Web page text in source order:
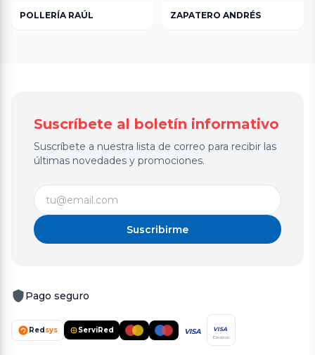
POLLERÍA RAÚL ZAPATERO ANDRÉS
Suscríbete al boletín informativo
Suscríbete a nuestra lista de correo para recibir las
últimas novedades y promociones.
Suscribirme
Pago seguro
Redsys ServiRed VISA VISA
Electron